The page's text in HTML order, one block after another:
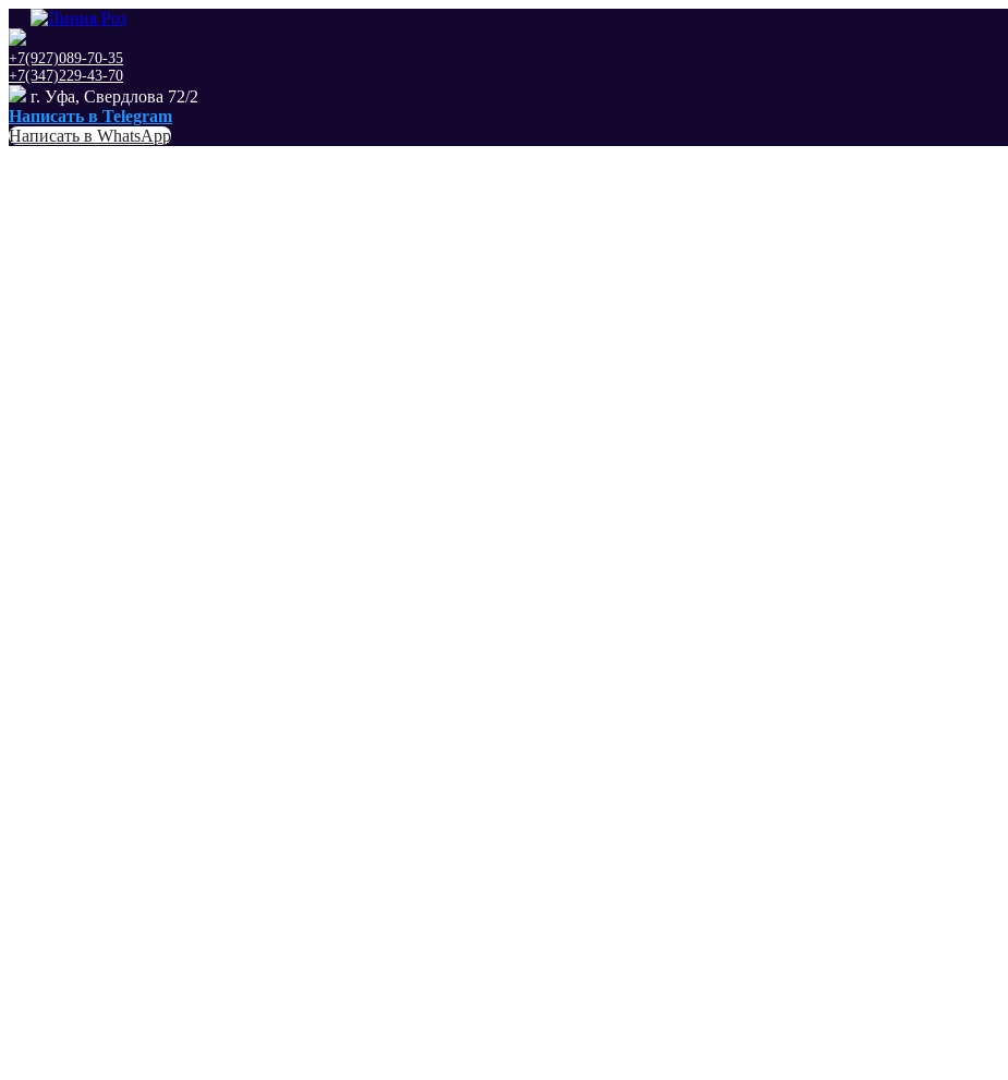
+7(927)089-70-35
+7(347)229-43-70
г. Уфа, Свердлова 72/2
Написать в Telegram
Написать в WhatsApp